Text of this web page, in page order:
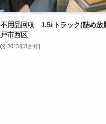
不用品回収 1.5tトラック(詰め放
戸市西区
2023年8月4日